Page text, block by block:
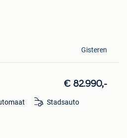
Gisteren
€ 82.990,-
Stadsauto